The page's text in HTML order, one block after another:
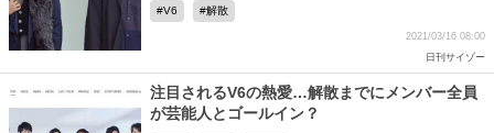
V6 解散
2021/03/16 08:00
日刊サイゾー
注目されるV6の熱愛…解散までにメンバー全員
が芸能人とゴールイン？